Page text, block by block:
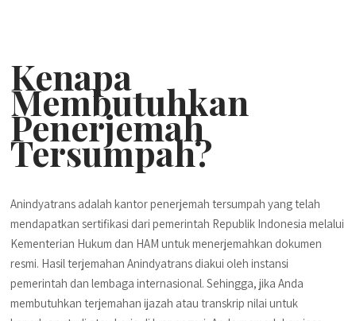
Kenapa
Membutuhkan
Penerjemah
Tersumpah?
Anindyatrans adalah kantor penerjemah tersumpah yang telah
mendapatkan sertifikasi dari pemerintah Republik Indonesia melalui
Kementerian Hukum dan HAM untuk menerjemahkan dokumen
resmi. Hasil terjemahan Anindyatrans diakui oleh instansi
pemerintah dan lembaga internasional. Sehingga, jika Anda
membutuhkan terjemahan ijazah atau transkrip nilai untuk